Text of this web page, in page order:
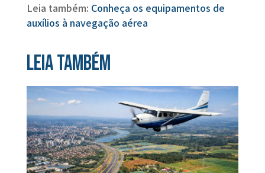
Leia também: Conheça os equipamentos de
auxílios à navegação aérea
Leia também